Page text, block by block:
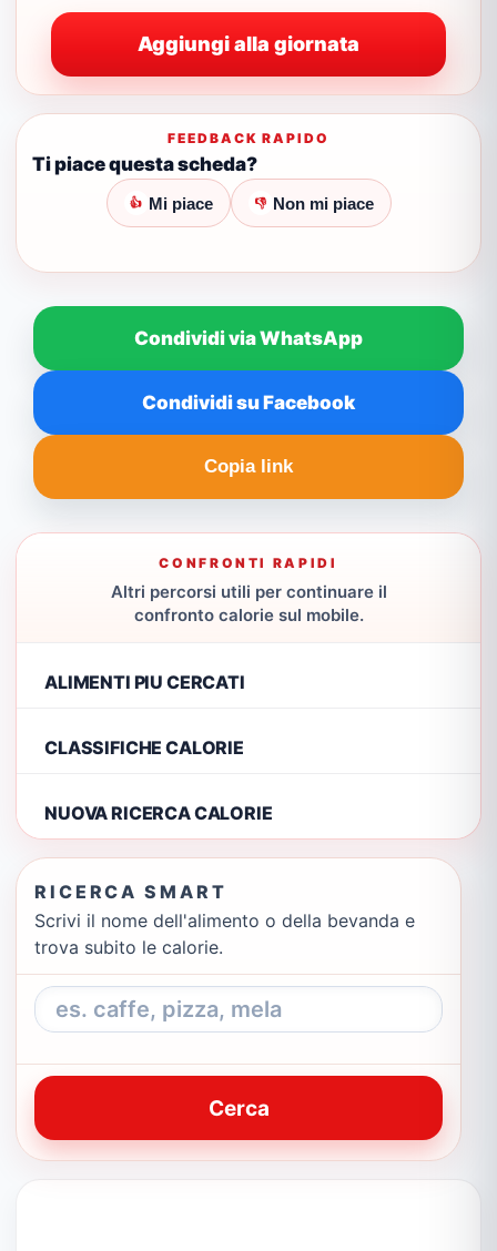
Aggiungi alla giornata
FEEDBACK RAPIDO
Ti piace questa scheda?
👍 Mi piace 👎 Non mi piace
Condividi via WhatsApp
Condividi su Facebook
Copia link
CONFRONTI RAPIDI
Altri percorsi utili per continuare il
confronto calorie sul mobile.
ALIMENTI PIU CERCATI
CLASSIFICHE CALORIE
NUOVA RICERCA CALORIE
RICERCA SMART
Scrivi il nome dell'alimento o della bevanda e
trova subito le calorie.
Cerca